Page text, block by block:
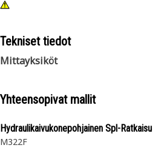
jalkaohjaimille. Sarjat
jota odotat laitteiltasi.
Määritteet:
levyn, niitin ja metrilaitteiston
Tätä sarjaa käytetään
Cat -istuinjousitusjärjestelmissä
Tekniset tiedot
Mittayksiköt
Yhteensopivat mallit
Hydraulikaivukonepohjainen Spl-Ratkaisu
M322F